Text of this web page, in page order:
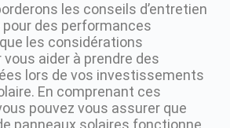
les conseils d’entretien
des performances
les considérations
aider à prendre des
lors de vos investissements
En comprenant ces
pouvez vous assurer que